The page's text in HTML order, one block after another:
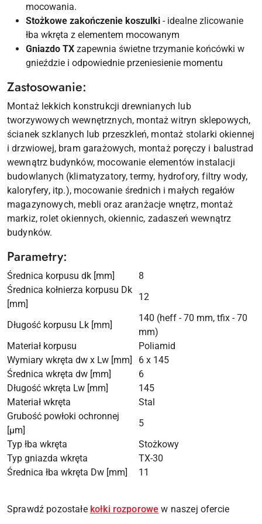
mocowania.
Stożkowe zakończenie koszulki - idealne zlicowanie
łba wkręta z elementem mocowanym
Gniazdo TX zapewnia świetne trzymanie końcówki w
gnieździe i odpowiednie przeniesienie momentu
Zastosowanie:
Montaż lekkich konstrukcji drewnianych lub
tworzywowych wewnętrznych, montaż witryn sklepowych,
ścianek szklanych lub przeszkleń, montaż stolarki okiennej
i drzwiowej, bram garażowych, montaż poręczy i balustrad
wewnątrz budynków, mocowanie elementów instalacji
budowlanych (klimatyzatory, termy, hydrofory, filtry wody,
kaloryfery, itp.), mocowanie średnich i małych regałów
magazynowych, mebli oraz aranżacje wnętrz, montaż
markiz, rolet okiennych, okiennic, zadaszeń wewnątrz
budynków.
Parametry:
Średnica korpusu dk [mm]
8
Średnica kołnierza korpusu Dk
[mm]
12
Długość korpusu Lk [mm]
140 (heff - 70 mm, tfix - 70
mm)
Materiał korpusu
Poliamid
Wymiary wkręta dw x Lw [mm]
6 x 145
Średnica wkręta dw [mm]
6
Długość wkręta Lw [mm]
145
Materiał wkręta
Stal
Grubość powłoki ochronnej
[µm]
5
Typ łba wkręta
Stożkowy
Typ gniazda wkręta
TX-30
Średnica łba wkręta Dw [mm]
11
Sprawdź pozostałe kołki rozporowe w naszej ofercie